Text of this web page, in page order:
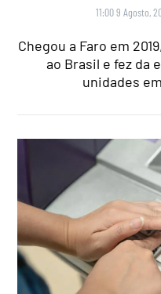
11:00 9 Agosto,
Chegou a Faro em
ao Brasil e fez da
unidades